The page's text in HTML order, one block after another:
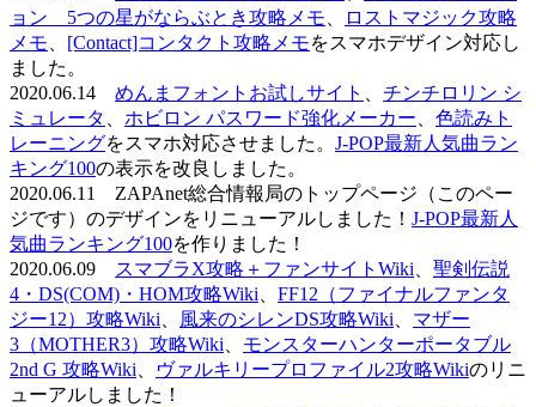
ョン 5つの星がならぶとき攻略メモ
ロストマジック攻略
メモ
[Contact]コンタクト攻略メモをスマホデザイン対応し
ました。
2020.06.14 めんまフォントお試しサイト
チンチロリン シ
ミュレータ
ホビロン パスワード強化メーカー
色読みト
レーニングをスマホ対応させました。 J-POP最新人気曲ラン
キング100の表示を改良しました。
2020.06.11 ZAPAnet総合情報局のトップページ（このペー
ジです）のデザインをリニューアルしました！ J-POP最新人
気曲ランキング100を作りました！
2020.06.09
スマブラX攻略＋ファンサイトWiki
聖剣伝説
4・DS(COM)・HOM攻略Wiki
FF12（ファイナルファンタ
ジー12）攻略Wiki
風来のシレンDS攻略Wiki
マザー
3（MOTHER3）攻略Wiki
モンスターハンターポータブル
2nd G 攻略Wiki
ヴァルキリープロファイル2攻略Wikiのリニ
ューアルしました！